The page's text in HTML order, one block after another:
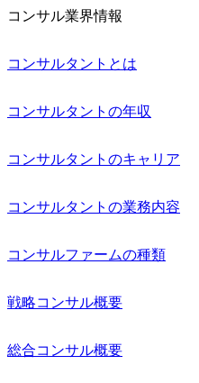
コンサル業界情報
コンサルタントとは
コンサルタントの年収
コンサルタントのキャリア
コンサルタントの業務内容
コンサルファームの種類
戦略コンサル概要
総合コンサル概要